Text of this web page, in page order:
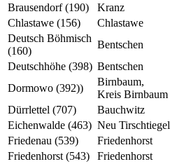
Brausendorf (190)
Kranz
Chlastawe (156)
Chlastawe
Deutsch Böhmisch
(160)
Bentschen
Deutschhöhe (398) Bentschen
Dormowo (392))
Birnbaum,
Kreis Birnbaum
Dürrlettel (707)
Bauchwitz
Eichenwalde (463) Neu Tirschtiegel
Friedenau (539)
Friedenhorst
Friedenhorst (543)
Friedenhorst